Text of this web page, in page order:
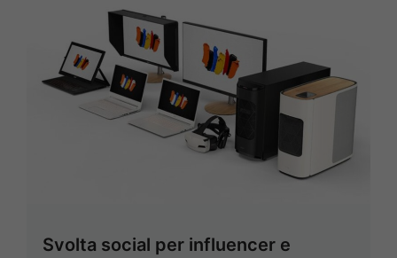
Svolta social per influencer e